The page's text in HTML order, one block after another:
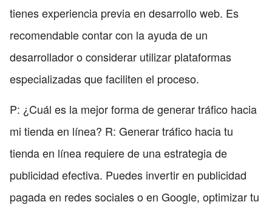
tienes experiencia previa en desarrollo web. Es
recomendable contar con la ayuda de un
desarrollador o considerar utilizar plataformas
especializadas que faciliten el proceso.
P: ¿Cuál es la mejor forma de generar tráfico hacia
mi tienda en línea? R: Generar tráfico hacia tu
tienda en línea requiere de una estrategia de
publicidad efectiva. Puedes invertir en publicidad
pagada en redes sociales o en Google, optimizar tu